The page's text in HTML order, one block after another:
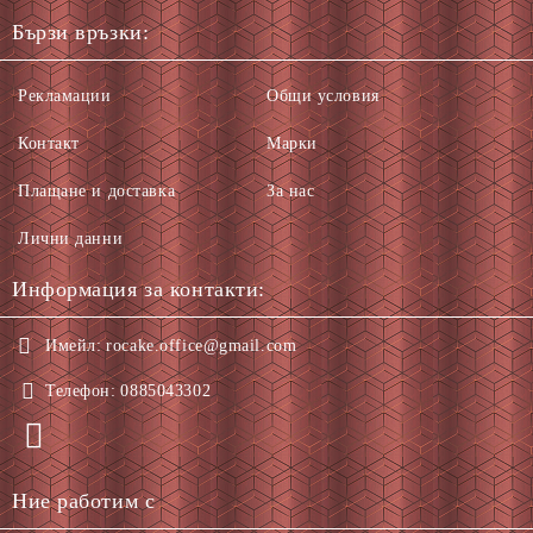
Бързи връзки:
Рекламации
Контакт
Плащане и доставка
Лични данни
Общи условия
Марки
За нас
Информация за контакти:
Имейл: rocake.office@gmail.com
Телефон: 0885043302
Ние работим с